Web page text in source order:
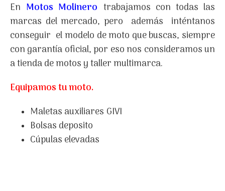
En Motos Molinero trabajamos con todas las
marcas del mercado, pero además inténtanos
conseguir el modelo de moto que buscas, siempre
con garantía oficial, por eso nos consideramos un
a tienda de motos y taller multimarca.
Equipamos tu moto.
Maletas auxiliares GIVI
Bolsas deposito
Cúpulas elevadas